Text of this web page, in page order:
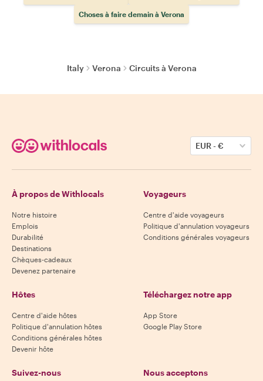
Choses à faire demain à Verona
Italy Verona Circuits à Verona
EUR-€
À propos de Withlocals
Notre histoire
Emplois
Durabilité
Destinations
Chèques-cadeaux
Devenez partenaire
Voyageurs
Centre d'aide voyageurs
Politique d'annulation voyageurs
Conditions générales voyageurs
Hôtes
Centre d'aide hôtes
Politique d'annulation hôtes
Conditions générales hôtes
Devenir hôte
Téléchargez notre app
App Store
Google Play Store
Suivez-nous Nous acceptons